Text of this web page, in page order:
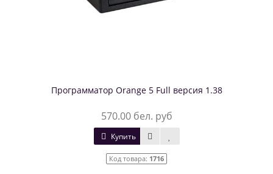
Программатор Orange 5 Full версия 1.38
570.00 бел. руб
Купить
Код товара: 1716